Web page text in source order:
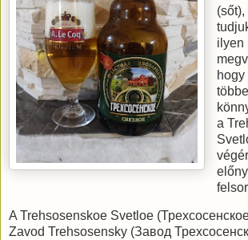
ilyen
hogy
a
A Trehsosenskoe Svetloe
Zavod Trehsosensky (Завод